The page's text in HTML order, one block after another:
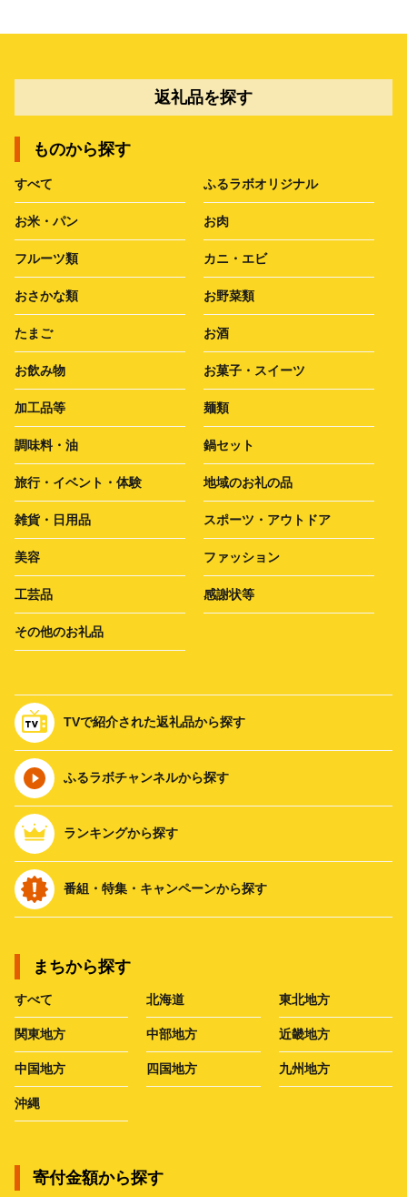
返礼品を探す
ものから探す
すべて ふるラボオリジナル
お米・パン お肉
フルーツ類 カニ・エビ
おさかな類 お野菜類
たまご お酒
お飲み物 お菓子・スイーツ
加工品等 麺類
調味料・油 鍋セット
旅行・イベント・体験 地域のお礼の品
雑貨・日用品 スポーツ・アウトドア
美容 ファッション
工芸品 感謝状等
その他のお礼品
TVで紹介された返礼品から探す
ふるラボチャンネルから探す
ランキングから探す
番組・特集・キャンペーンから探す
まちから探す
すべて 北海道 東北地方
関東地方 中部地方 近畿地方
中国地方 四国地方 九州地方
沖縄
寄付金額から探す